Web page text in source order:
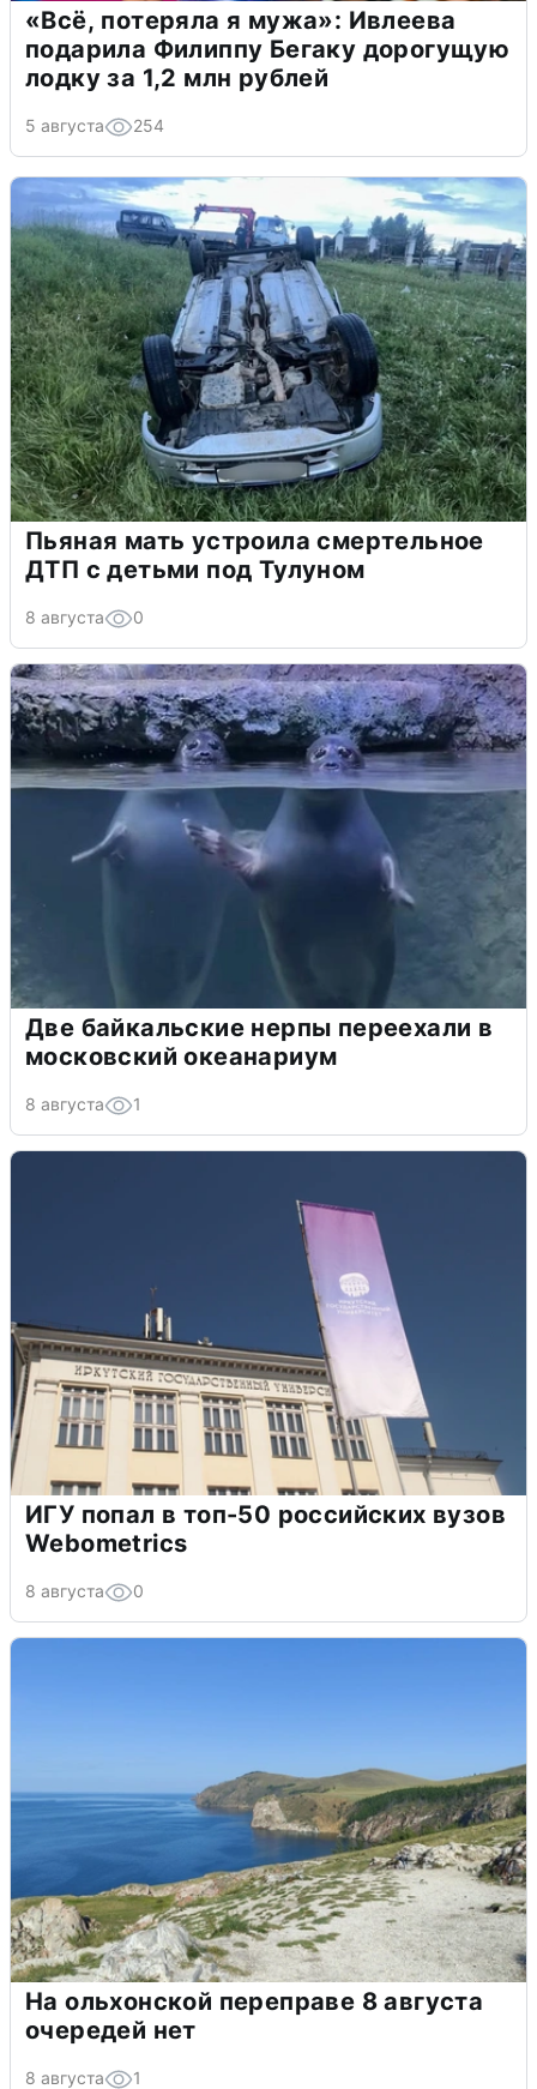
«Всё, потеряла я мужа»: Ивлеева
подарила Филиппу Бегаку дорогущую
лодку за 1,2 млн рублей
5 августа 254
Пьяная мать устроила смертельное
ДТП с детьми под Тулуном
8 августа 0
Две байкальские нерпы переехали в
московский океанариум
8 августа 1
ИГУ попал в топ-50 российских вузов
Webometrics
8 августа 0
На ольхонской переправе 8 августа
очередей нет
8 августа 1